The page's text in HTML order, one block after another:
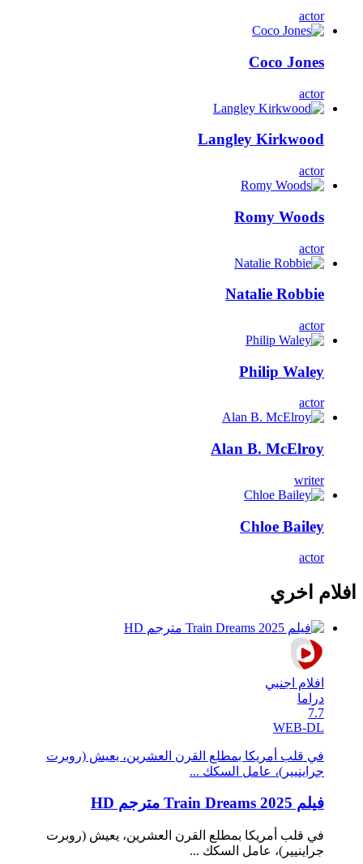
actor
Coco Jones
actor
Langley Kirkwood
actor
Romy Woods
actor
Natalie Robbie
actor
Philip Waley
actor
Alan B. McElroy
writer
Chloe Bailey
actor
افلام اخري
افلام اجنبي
دراما
7.7
WEB-DL
في قلب أمريكا بمطلع القرن العشرين، يعيش (روبرت
جراينيير)، عامل السكك ...
فيلم Train Dreams 2025 مترجم HD
في قلب أمريكا بمطلع القرن العشرين، يعيش (روبرت
جراينيير)، عامل السكك ...